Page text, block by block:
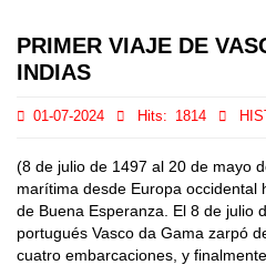
PRIMER VIAJE DE
INDIAS
01-07-2024 Hits: 1814
(8 de julio de 1497 al 20 de mayo
marítima desde Europa occidental
de Buena Esperanza. El 8 de julio
portugués Vasco da Gama zarpó
cuatro embarcaciones, y